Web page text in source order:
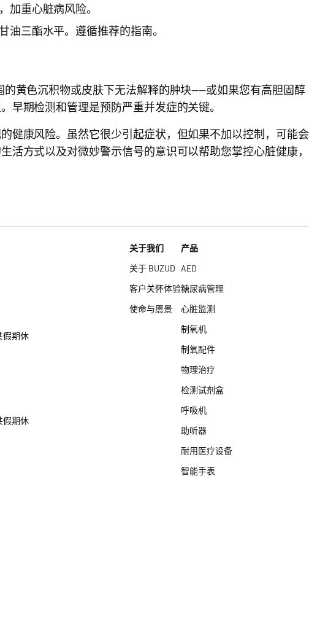
加重心脏病风险。
油三酯水平。遵循推荐的指南。
黄色沉积物或皮肤下无法解释的肿块——或如果您有高胆固醇
早期检测和管理是预防严重并发症的关键。
健康风险。虽然它很少引起症状，但如果不加以控制，可能会
活方式以及对微妙警示信号的意识可以帮助您掌控心脏健康，
假期休
假期休
关于我们
关于 BUZUD
客户关怀体验
使命与愿景
产品
AED
糖尿病管理
心脏监测
制氧机
制氧配件
物理治疗
检测试剂盒
呼吸机
助听器
耐用医疗设备
智能手表